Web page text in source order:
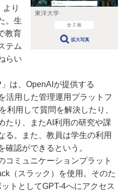
東洋大学
全 2 枚
拡大写真
り
。生
教育
テム
らい
は、OpenAIが提供する
活用した管理運用プラットフ
利用して質問を解決したり、
たり、またAI利用の研究や課
る。また、教員は学生の利用
認ができるという。
ミュニケーションプラット
（スラック）を使用。そのた
トとしてGPT-4へにアクセス